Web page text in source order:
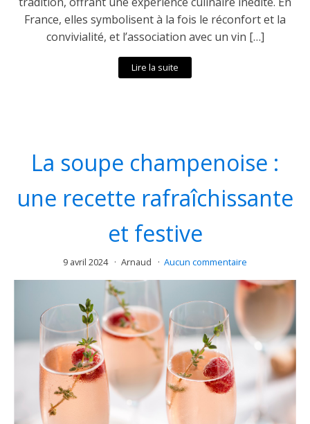
France, elles symbolisent à la fois le réconfort et la
convivialité, et l’association avec un vin […]
Lire la suite
La soupe champenoise :
une recette rafraîchissante
et festive
9 avril 2024 Arnaud Aucun commentaire